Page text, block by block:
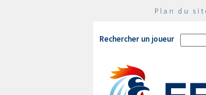
Plan du
Rechercher un joueur